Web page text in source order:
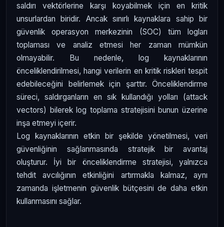
saldırı vektörlerine karşı koyabilmek için en kritik
unsurlardan biridir. Ancak sınırlı kaynaklara sahip bir
güvenlik operasyon merkezinin (SOC) tüm logları
toplaması ve analiz etmesi her zaman mümkün
olmayabilir. Bu nedenle, log kaynaklarının
önceliklendirilmesi, hangi verilerin en kritik riskleri tespit
edebileceğini belirlemek için şarttır. Önceliklendirme
süreci, saldırganların en sık kullandığı yolları (attack
vectors) bilerek log toplama stratejisini bunun üzerine
inşa etmeyi içerir.
Log kaynaklarının etkin bir şekilde yönetilmesi, veri
güvenliğinin sağlanmasında stratejik bir avantaj
oluşturur. İyi bir önceliklendirme stratejisi, yalnızca
tehdit avcılığının etkinliğini artırmakla kalmaz, aynı
zamanda işletmenin güvenlik bütçesini de daha etkin
kullanmasını sağlar.